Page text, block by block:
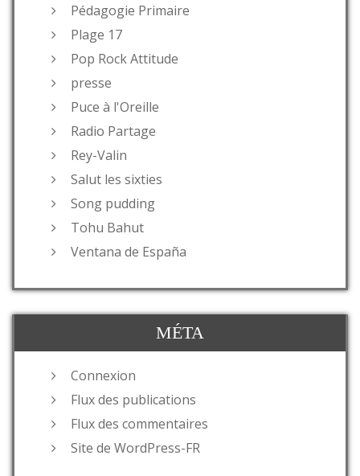
Pédagogie Primaire
Plage 17
Pop Rock Attitude
presse
Puce à l'Oreille
Radio Partage
Rey-Valin
Salut les sixties
Song pudding
Tohu Bahut
Ventana de España
MÉTA
Connexion
Flux des publications
Flux des commentaires
Site de WordPress-FR